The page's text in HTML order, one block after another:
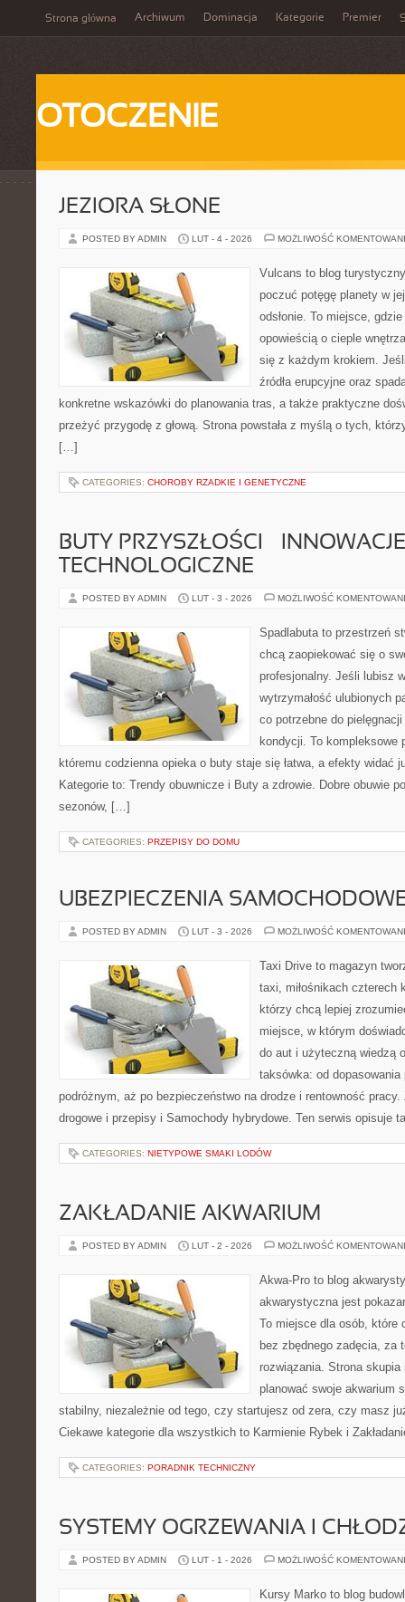
Strona główna Archiwum Dominacja Kategorie Premier
OTOCZENIE
JEZIORA SŁONE
POSTED BY ADMIN LUT - 4 - 2026 MOŻLIWOŚĆ
Vulcans to blog
poczuć potęgę planety w
odsłonie. To miejsce,
opowieścią o cieple
się z każdym krokiem.
źródła erupcyjne oraz
konkretne wskazówki do planowania tras, a także praktyczne
przeżyć przygodę z głową. Strona powstała z myślą o tych,
[…]
CATEGORIES: CHOROBY RZADKIE I GENETYCZNE
BUTY PRZYSZŁOŚCI – INNOWACJE
TECHNOLOGICZNE
POSTED BY ADMIN LUT - 3 - 2026 MOŻLIWOŚĆ
Spadlabuta to przestrzeń
chcą zaopiekować się o
profesjonalny. Jeśli lubisz
wytrzymałość ulubionych
co potrzebne do
kondycji. To kompleksowe
któremu codzienna opieka o buty staje się łatwa, a efekty widać
Kategorie to: Trendy obuwnicze i Buty a zdrowie. Dobre obuwie
sezonów, […]
CATEGORIES: PRZEPISY DO DOMU
UBEZPIECZENIA
POSTED BY ADMIN LUT - 3 - 2026 MOŻLIWOŚĆ
Taxi Drive to magazyn
taxi, miłośnikach czterech
którzy chcą lepiej
miejsce, w którym
do aut i użyteczną wiedzą
taksówka: od
podróżnym, aż po bezpieczeństwo na drodze i rentowność
drogowe i przepisy i Samochody hybrydowe. Ten serwis opisuje
CATEGORIES: NIETYPOWE SMAKI LODÓW
ZAKŁADANIE AKWARIUM
POSTED BY ADMIN LUT - 2 - 2026 MOŻLIWOŚĆ
Akwa-Pro to blog
akwarystyczna jest
To miejsce dla osób, które
bez zbędnego zadęcia, za
rozwiązania. Strona
planować swoje akwarium
stabilny, niezależnie od tego, czy startujesz od zera, czy masz
Ciekawe kategorie dla wszystkich to Karmienie Rybek i
CATEGORIES: PORADNIK TECHNICZNY
SYSTEMY OGRZEWANIA I
POSTED BY ADMIN LUT - 1 - 2026 MOŻLIWOŚĆ
Kursy Marko to blog